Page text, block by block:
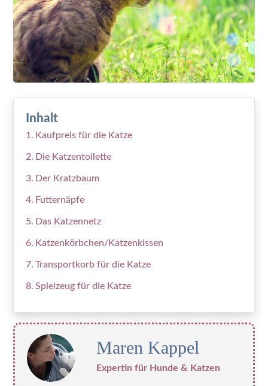
Inhalt
Kaufpreis für die Katze
Die Katzentoilette
Der Kratzbaum
Futternäpfe
Das Katzennetz
Katzenkörbchen/Katzenkissen
Transportkorb für die Katze
Spielzeug für die Katze
Maren Kappel
Expertin für Hunde & Katzen